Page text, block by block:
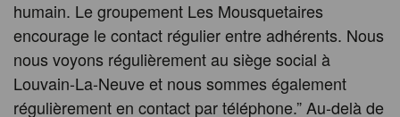
humain. Le groupement Les Mousquetaires
encourage le contact régulier entre adhérents. Nous
nous voyons régulièrement au siège social à
Louvain-La-Neuve et nous sommes également
régulièrement en contact par téléphone.” Au-delà de